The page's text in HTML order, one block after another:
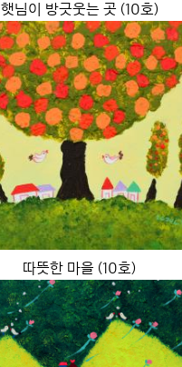
햇님이 방긋웃는 곳 (10호)
따뜻한 마을 (10호)